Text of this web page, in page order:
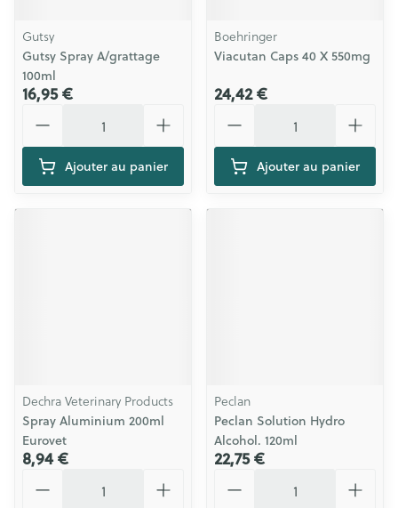
Gutsy
Gutsy Spray A/grattage
100ml
16,95 €
Ajouter au panier
Boehringer
Viacutan Caps 40 X 550mg
24,42 €
Ajouter au panier
Dechra Veterinary Products
Spray Aluminium 200ml
Eurovet
8,94 €
Peclan
Peclan Solution Hydro
Alcohol. 120ml
22,75 €